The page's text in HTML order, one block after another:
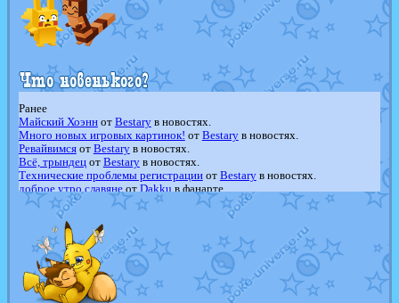
Ранее
Майский Хоэннот Bestaryв новостях.
Много новых игровых картинок! от Bestaryв новостях.
Ревайвимсяот Bestaryв новостях.
Всё, трындецот Bestaryв новостях.
Технические проблемы регистрацииот Bestaryв новостях.
доброе утро славянеот Dakku в фанарте.
Йолда и Мимикью отMavisNyanCatв фанарте.
Недовольный котомангуст
в фанарте.
The Dark Wishmaker
отRandomon
шадоу спиритомб
отilovearceus
в фанарте.
траббишотilovearceusв фанарте.
Raging Boltот GraceDaFox
в фанарте.
Shadow mismagiusотJOK_julia
в фанарте.
художник отvicavicaв фанарте.